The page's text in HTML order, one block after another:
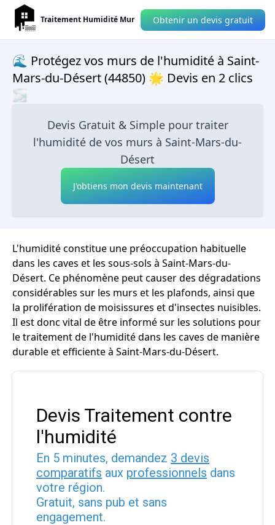
Traitement Humidité Mur Obtenir un devis gratuit
🌊 Protégez vos murs de l'humidité à Saint-
Mars-du-Désert (44850) 🌟 Devis en 2 clics
🌫
Devis Gratuit & Simple pour traiter
l'humidité de vos murs à Saint-Mars-du-
Désert
J'obtiens mon devis maintenant
L'humidité constitue une préoccupation habituelle
dans les caves et les sous-sols à Saint-Mars-du-
Désert. Ce phénomène peut causer des dégradations
considérables sur les murs et les plafonds, ainsi que
la prolifération de moisissures et d'insectes nuisibles.
Il est donc vital de être informé sur les solutions pour
le traitement de l'humidité dans les caves de manière
durable et efficiente à Saint-Mars-du-Désert.
Devis Traitement contre
l'humidité
En 5 minutes, demandez 3 devis
comparatifs aux professionnels dans
votre région.
Gratuit, sans pub et sans
engagement.